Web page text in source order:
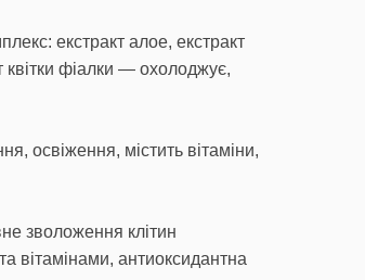
екстракт алое, екстракт
квітки фіалки — охолоджує,
освіження, містить вітаміни,
зволоження клітин
вітамінами, антиоксидантна